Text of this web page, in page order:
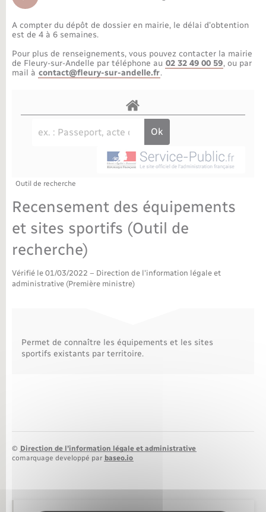
Parrainage civil
Recensement militaire
Petite enfance
Info jeunes
Associations
Bibliothèques
Sport
Tourisme
Nouvel habitant
Numérique
Seniors
Bornes de recharge électrique
Travaux - Autorisation d’occupation de l’espace
public
Publications
Agenda
La Communauté de communes
A compter du dépôt de dossier en mairie, le délai d’obtention
est de 4 à 6 semaines.
Pour plus de renseignements, vous pouvez contacter la mairie
de Fleury-sur-Andelle par téléphone au 02 32 49 00 59, ou par
mail à contact@fleury-sur-andelle.fr.
Outil de recherche
Recensement des équipements
et sites sportifs (Outil de
recherche)
Vérifié le 01/03/2022 – Direction de l'information légale et
administrative (Première ministre)
Permet de connaître les équipements et les sites
sportifs existants par territoire.
© Direction de l’information légale et administrative
comarquage developpé par baseo.io